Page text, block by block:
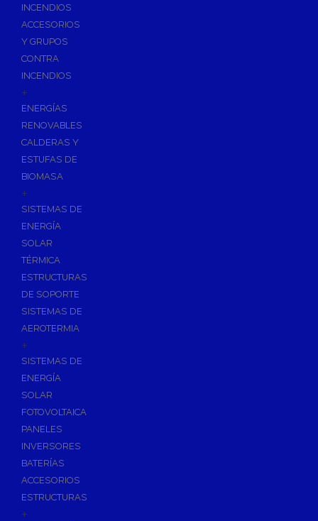
INCENDIOS
ACCESORIOS
Y GRUPOS
CONTRA
INCENDIOS
+
ENERGÍAS
RENOVABLES
CALDERAS Y
ESTUFAS DE
BIOMASA
+
SISTEMAS DE
ENERGÍA
SOLAR
TÉRMICA
ESTRUCTURAS
DE SOPORTE
SISTEMAS DE
AEROTERMIA
+
SISTEMAS DE
ENERGÍA
SOLAR
FOTOVOLTAICA
PANELES
INVERSORES
BATERÍAS
ACCESORIOS
ESTRUCTURAS
+